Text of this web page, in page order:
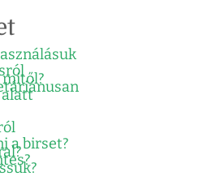
mitől?
alatt
a birset?